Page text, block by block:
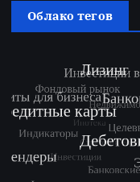
Облако тегов